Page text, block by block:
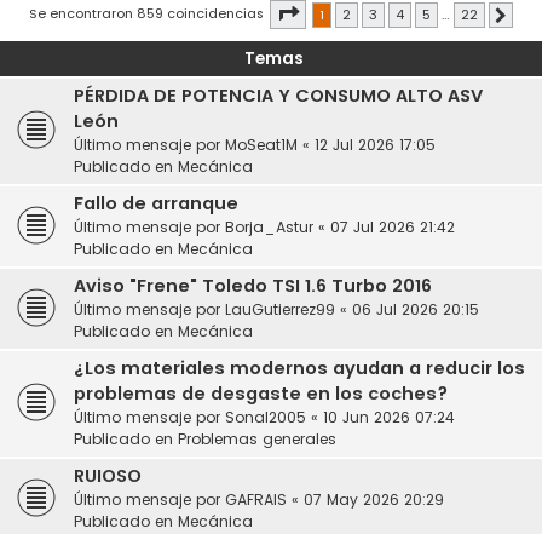
Se encontraron 859 coincidencias Página de 22
1 2 3 4 5 … 22
Temas
PÉRDIDA DE POTENCIA Y CONSUMO ALTO ASV
León
Último mensaje por MoSeat1M « 12 Jul 2026 17:05
Publicado en Mecánica
Fallo de arranque
Último mensaje por Borja_Astur « 07 Jul 2026 21:42
Publicado en Mecánica
Aviso "Frene" Toledo TSI 1.6 Turbo 2016
Último mensaje por LauGutierrez99 « 06 Jul 2026 20:15
Publicado en Mecánica
¿Los materiales modernos ayudan a reducir los
problemas de desgaste en los coches?
Último mensaje por Sonal2005 « 10 Jun 2026 07:24
Publicado en Problemas generales
RUIOSO
Último mensaje por GAFRAIS « 07 May 2026 20:29
Publicado en Mecánica